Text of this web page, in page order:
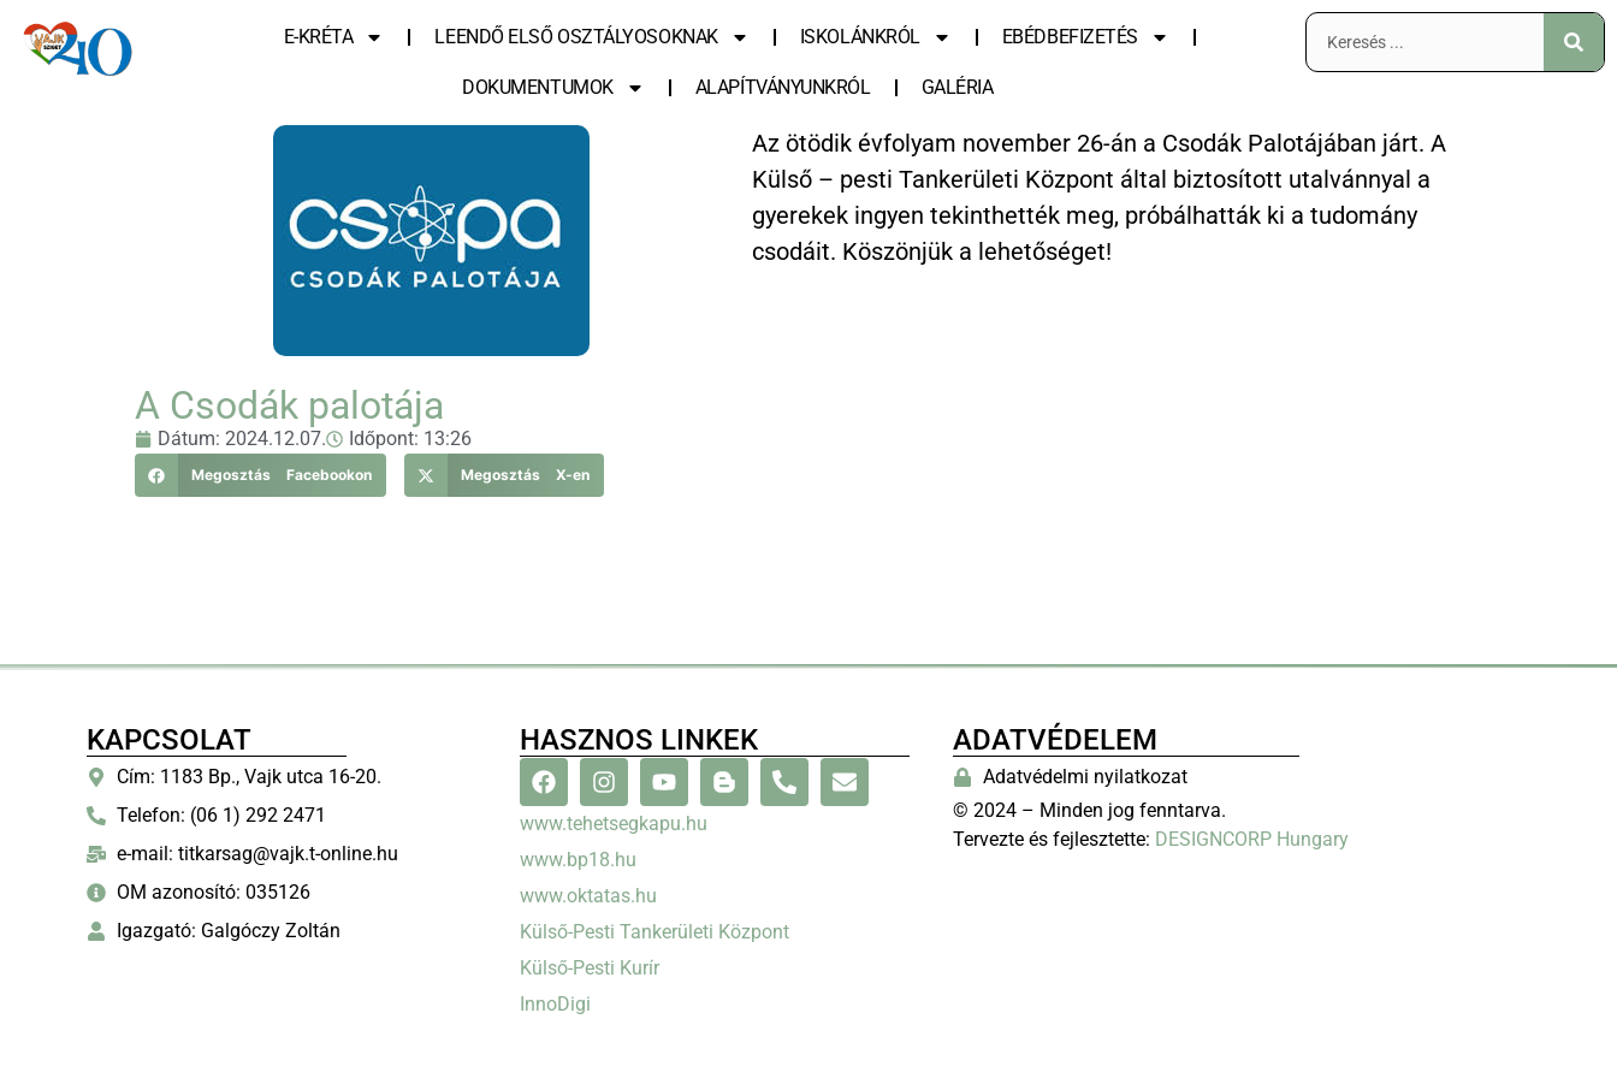
E-KRÉTA LEENDŐ ELSŐ OSZTÁLYOSOKNAK ISKOLÁNKRÓL EBÉDBEFIZETÉS
DOKUMENTUMOK ALAPÍTVÁNYUNKRÓL GALÉRIA
A Csodák palotája
Dátum: 2024.12.07. Időpont: 13:26
Megosztás Facebookon Megosztás X-en
Az ötödik évfolyam november 26-án a Csodák Palotájában járt. A
Külső – pesti Tankerületi Központ által biztosított utalvánnyal a
gyerekek ingyen tekinthették meg, próbálhatták ki a tudomány
csodáit. Köszönjük a lehetőséget!
KAPCSOLAT
Cím: 1183 Bp., Vajk utca 16-20.
Telefon: (06 1) 292 2471
e-mail: titkarsag@vajk.t-online.hu
OM azonosító: 035126
Igazgató: Galgóczy Zoltán
HASZNOS LINKEK
www.tehetsegkapu.hu
www.bp18.hu
www.oktatas.hu
Külső-Pesti Tankerületi Központ
Külső-Pesti Kurír
InnoDigi
ADATVÉDELEM
Adatvédelmi nyilatkozat
© 2024 – Minden jog fenntarva.
Tervezte és fejlesztette: DESIGNCORP Hungary